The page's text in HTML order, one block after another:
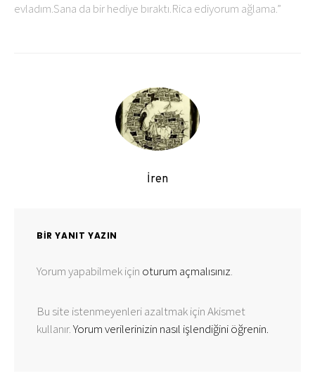
evladım.Sana da bir hediye bıraktı.Rica ediyorum ağlama.”
İren
BIR YANIT YAZIN
Yorum yapabilmek için oturum açmalısınız.
Bu site istenmeyenleri azaltmak için Akismet
kullanır.Yorum verilerinizin nasıl işlendiğini öğrenin.